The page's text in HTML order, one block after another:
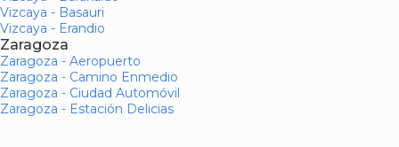
Vizcaya - Basauri
Vizcaya - Erandio
Zaragoza
Zaragoza - Aeropuerto
Zaragoza - Camino Enmedio
Zaragoza - Ciudad Automóvil
Zaragoza - Estación Delicias